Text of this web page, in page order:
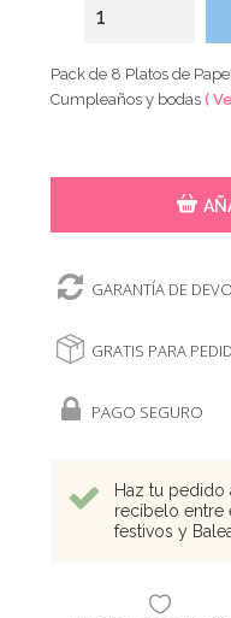
Pack de 8 Platos de
Cumpleaños y bodas(
GARANTÍA DE
GRATIS PARA
PAGO SEGURO
Haz tu pedido
recíbelo entre
festivos y